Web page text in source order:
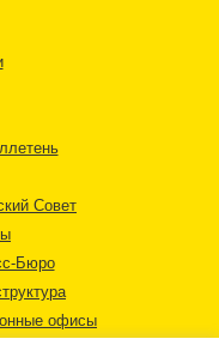
Совет
Бюро
офисы